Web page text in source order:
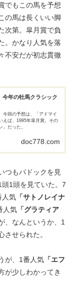
でもこの馬を予想
の馬は長くいい脚
次第。皐月賞で負
。かなり人気を落
不安だが初志貫徹
今年の牡馬クラシック
今回の予想は、「アドマイ
えば、1995年皐月賞。その
」だった。
doc778.com
つもパドックを見
1頭を見ていた。7
人気 「サトノレイナ
人気 「グラティア
、なんというか、1
せられた。
が、1番人気 「エフ
が少しわかってき